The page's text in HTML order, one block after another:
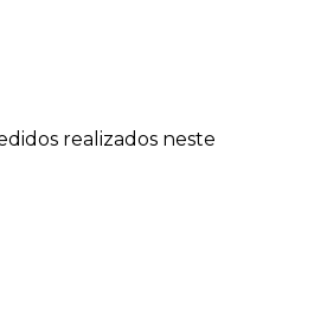
realizados neste